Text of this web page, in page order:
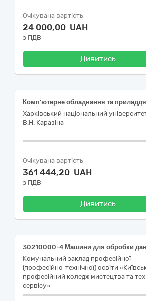
Очікувана вартість
24 000,00 UAH
з ПДВ
Дивитись
Комп’ютерне обладнання та приладдя
Харківський національний
В.Н. Каразіна
Очікувана вартість
361 444,20 UAH
з ПДВ
Дивитись
Комунальний заклад професійної
(професійно-технічної) освіти
професійний коледж мистецтва та
сервісу»